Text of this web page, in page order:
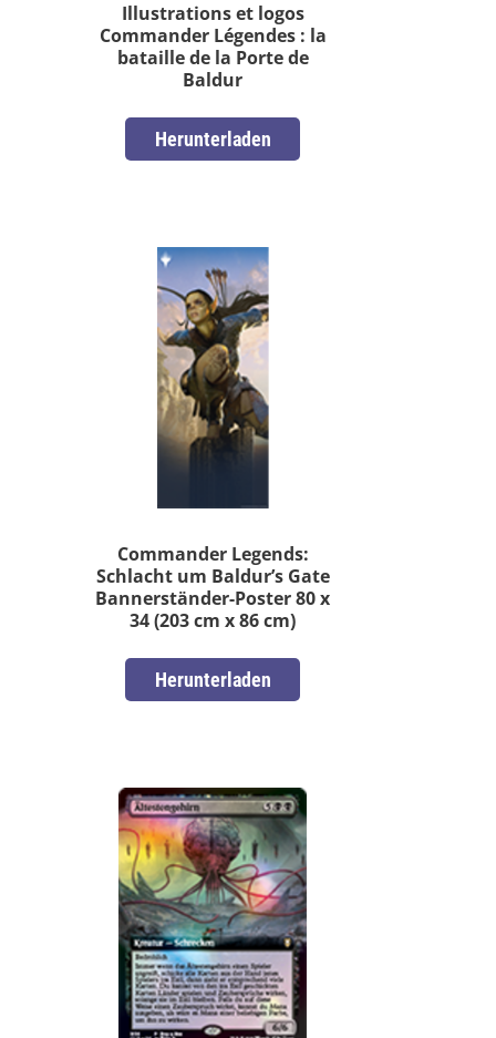
Illustrations et logos
Commander Légendes : la
bataille de la Porte de
Baldur
Herunterladen
Commander Legends:
Schlacht um Baldur’s Gate
Bannerständer-Poster 80 x
34 (203 cm x 86 cm)
Herunterladen